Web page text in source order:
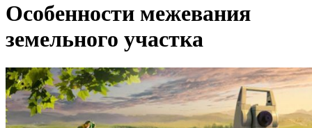
Особенности межевания
земельного участка